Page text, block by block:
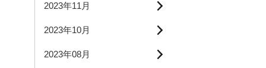
2023年11月
2023年10月
2023年08月